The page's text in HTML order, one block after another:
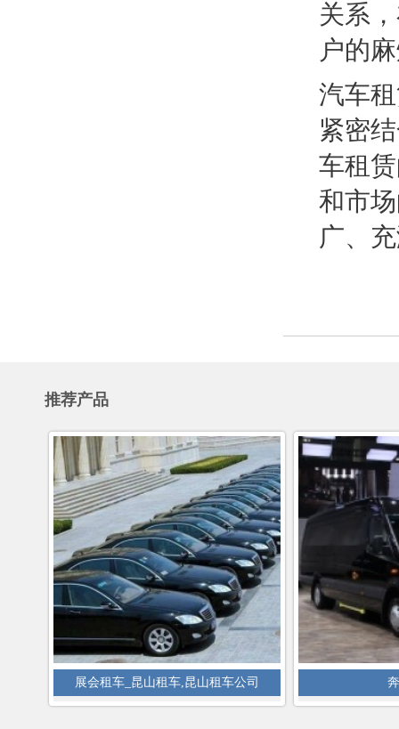
关系
户的
汽车
紧密
车租
和市
广、
推荐产品
展会租车_昆山租车,昆山租车公司